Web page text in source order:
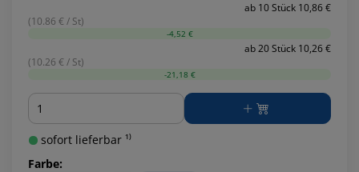
ab 10 Stück 10,86 €
(10.86 € / St)
-4,52 €
ab 20 Stück 10,26 €
(10.26 € / St)
-21,18 €
Menge
sofort lieferbar ¹⁾
Farbe: